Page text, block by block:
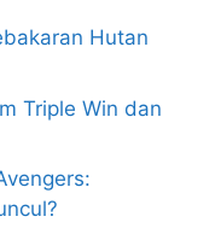
Hutan
Triple Win dan